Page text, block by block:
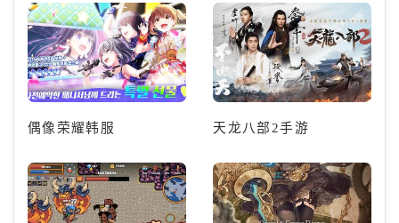
偶像荣耀韩服 天龙八部2手游